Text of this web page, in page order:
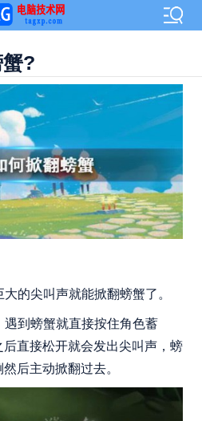
?
的尖叫声就能掀翻螃蟹了。
遇到螃蟹就直接按住角色蓄
直接松开就会发出尖叫声，螃
后主动掀翻过去。